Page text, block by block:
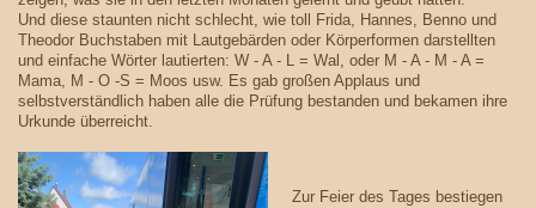
Und diese staunten nicht schlecht, wie toll Frida, Hannes, Benno und
Theodor Buchstaben mit Lautgebärden oder Körperformen darstellten
und einfache Wörter lautierten: W - A - L = Wal, oder M - A - M - A =
Mama, M - O -S = Moos usw. Es gab großen Applaus und
selbstverständlich haben alle die Prüfung bestanden und bekamen ihre
Urkunde überreicht.
Zur Feier des Tages bestiegen